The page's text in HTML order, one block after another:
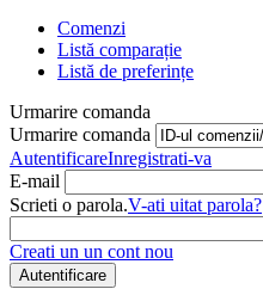
Comenzi
Listă comparație
Listă de preferințe
Urmarire comanda
Urmarire comanda
AutentificareInregistrati-va
E-mail
Scrieti o parola.V-ati uitat parola?
Creati un un cont nou
Autentificare